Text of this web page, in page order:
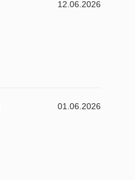
12.06.2026
01.06.2026